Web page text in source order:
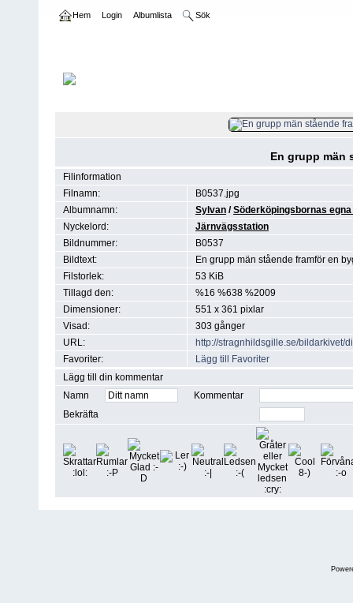
Hem Login Albumlista Sök
En grupp män
Filinformation
Filnamn:
B0537.jpg
Albumnamn:
Sylvan /Söderköpingsbornas
Nyckelord:
Järnvägsstation
Bildnummer:
B0537
Bildtext:
En grupp män stående framför en
Filstorlek:
53 KiB
Tillagd den:
%16 %638 %2009
Dimensioner:
551 x 361 pixlar
Visad:
303 gånger
URL:
http://stragnhildsgille.se/bildarkivet/
Favoriter:
Lägg till Favoriter
Lägg till din kommentar
Namn
Kommentar
Bekräfta